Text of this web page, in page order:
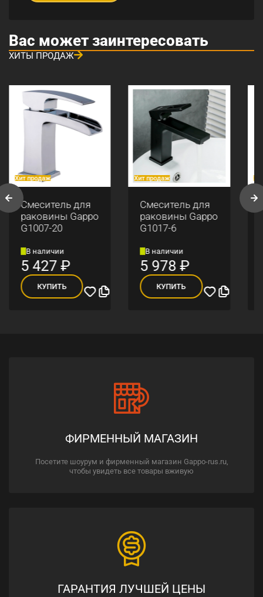
Вас может заинтересовать
ХИТЫ ПРОДАЖ
Хит продаж
Смеситель для
раковины Gappo
G1007-20
В наличии
5 427₽
КУПИТЬ
Хит продаж
Смеситель для
раковины Gappo
G1017-6
В наличии
5 978₽
КУПИТЬ
ФИРМЕННЫЙ МАГАЗИН
Посетите шоурум и фирменный магазин Gappo-rus.ru,
чтобы увидеть все товары вживую
ГАРАНТИЯ ЛУЧШЕЙ ЦЕНЫ